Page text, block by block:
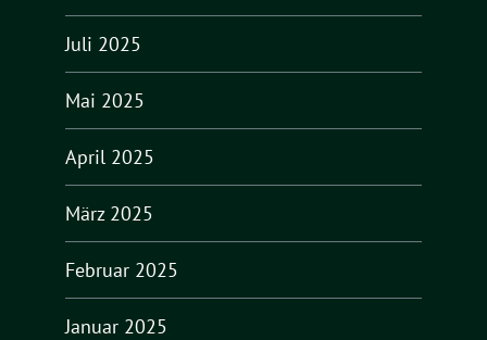
Juli 2025
Mai 2025
April 2025
März 2025
Februar 2025
Januar 2025